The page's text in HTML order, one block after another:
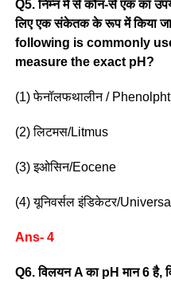
Q5. निम्न में से कौन-से एक का
लिए एक संकेतक के रूप में किया
following is commonly
measure the exact pH?
(1) फेनॉलफथालीन /
(2) लिटमस/Litmus
(3) इओसिन/Eocene
(4) यूनिवर्सल इंडिकेटर/
Ans- 4
Q6. विलयन A का pH मान 6 है,